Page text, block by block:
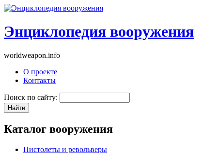
Энциклопедия вооружения
worldweapon.info
О проекте
Контакты
Поиск по сайту:
Каталог вооружения
Пистолеты и револьверы